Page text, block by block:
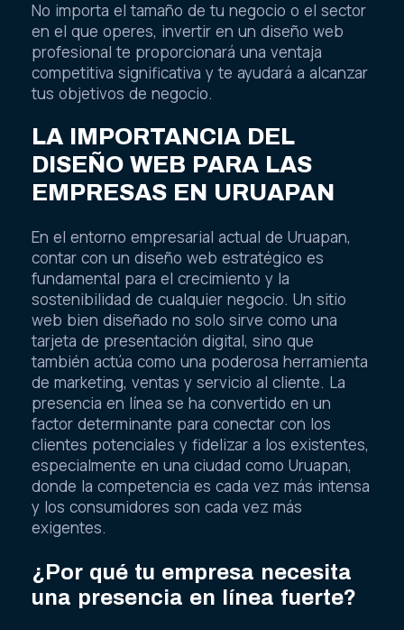
No importa el tamaño de tu negocio o el sector
en el que operes, invertir en un diseño web
profesional te proporcionará una ventaja
competitiva significativa y te ayudará a alcanzar
tus objetivos de negocio.
LA IMPORTANCIA DEL
DISEÑO WEB PARA LAS
EMPRESAS EN URUAPAN
En el entorno empresarial actual de Uruapan,
contar con un diseño web estratégico es
fundamental para el crecimiento y la
sostenibilidad de cualquier negocio. Un sitio
web bien diseñado no solo sirve como una
tarjeta de presentación digital, sino que
también actúa como una poderosa herramienta
de marketing, ventas y servicio al cliente. La
presencia en línea se ha convertido en un
factor determinante para conectar con los
clientes potenciales y fidelizar a los existentes,
especialmente en una ciudad como Uruapan,
donde la competencia es cada vez más intensa
y los consumidores son cada vez más
exigentes.
¿Por qué tu empresa necesita
una presencia en línea fuerte?